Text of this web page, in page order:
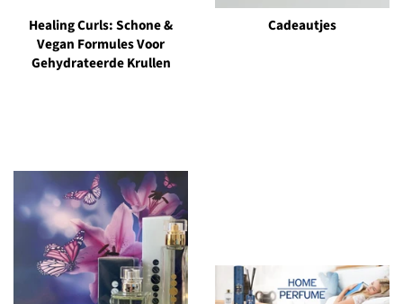
Healing Curls: Schone &
Vegan Formules Voor
Gehydrateerde Krullen
Cadeautjes